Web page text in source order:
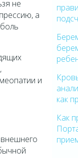
не
а
и
как
Как